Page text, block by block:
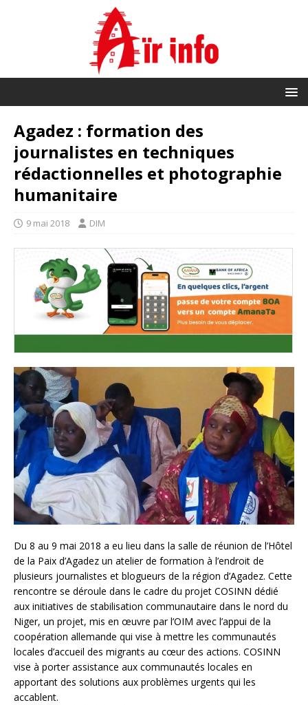
Agadez : formation des
journalistes en techniques
rédactionnelles et photographie
humanitaire
9 mai 2018 DIM
Du 8 au 9 mai 2018 a eu lieu dans la salle de réunion de l’Hôtel
de la Paix d’Agadez un atelier de formation à l’endroit de
plusieurs journalistes et blogueurs de la région d’Agadez. Cette
rencontre se déroule dans le cadre du projet COSINN dédié
aux initiatives de stabilisation communautaire dans le nord du
Niger, un projet, mis en œuvre par l’OIM avec l’appui de la
coopération allemande qui vise à mettre les communautés
locales d’accueil des migrants au cœur des actions. COSINN
vise à porter assistance aux communautés locales en
apportant des solutions aux problèmes urgents qui les
accablent.